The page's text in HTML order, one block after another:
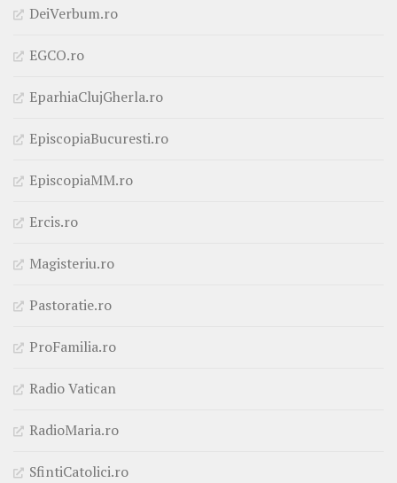
DeiVerbum.ro
EGCO.ro
EparhiaClujGherla.ro
EpiscopiaBucuresti.ro
EpiscopiaMM.ro
Ercis.ro
Magisteriu.ro
Pastoratie.ro
ProFamilia.ro
Radio Vatican
RadioMaria.ro
SfintiCatolici.ro